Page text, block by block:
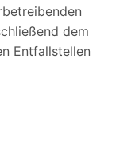
dem
Entfallstellen